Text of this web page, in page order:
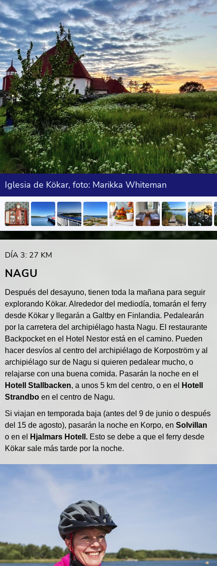
Iglesia de Kökar, foto: Marikka Whiteman
DÍA 3: 27 KM
NAGU
Después del desayuno, tienen toda la mañana para seguir
explorando Kökar. Alrededor del mediodía, tomarán el ferry
desde Kökar y llegarán a Galtby en Finlandia. Pedalearán
por la carretera del archipiélago hasta Nagu. El restaurante
Backpocket en el Hotel Nestor está en el camino. Pueden
hacer desvíos al centro del archipiélago de Korpoström y al
archipiélago sur de Nagu si quieren pedalear mucho, o
relajarse con una buena comida. Pasarán la noche en el
Hotell Stallbacken, a unos 5 km del centro, o en el
Hotell
Strandbo en el centro de Nagu.
Si viajan en temporada baja (antes del 9 de junio o después
del 15 de agosto), pasarán la noche en Korpo, en Solvillan
o en el
Hjalmars Hotell. Esto se debe a que el ferry desde
Kökar sale más tarde por la noche.